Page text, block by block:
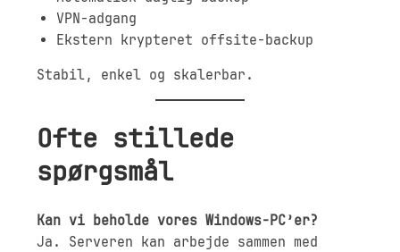
VPN-adgang
Ekstern krypteret offsite-backup
Stabil, enkel og skalerbar.
Ofte stillede
spørgsmål
Kan vi beholde vores Windows-PC’er?
Ja. Serveren kan arbejde sammen med